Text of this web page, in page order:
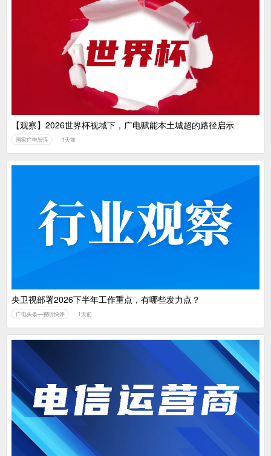
【观察】2026世界杯视域下，广电赋能本土城超的路径启示
国家广电智库 1天前
央卫视部署2026下半年工作重点，有哪些发力点？
广电头条—视听快评 1天前